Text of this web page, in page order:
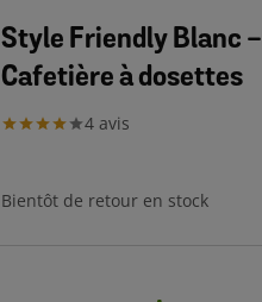
Style Friendly Blanc -
Cafetière à dosettes
4 avis
Bientôt de retour en stock